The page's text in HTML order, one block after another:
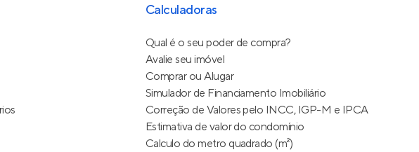
Calculadoras
Qual é o seu poder de compra?
Avalie seu imóvel
Comprar ou Alugar
Simulador de Financiamento Imobiliário
Correção de Valores pelo INCC, IGP-M e IPCA
Estimativa de valor do condomínio
Calculo do metro quadrado (m²)